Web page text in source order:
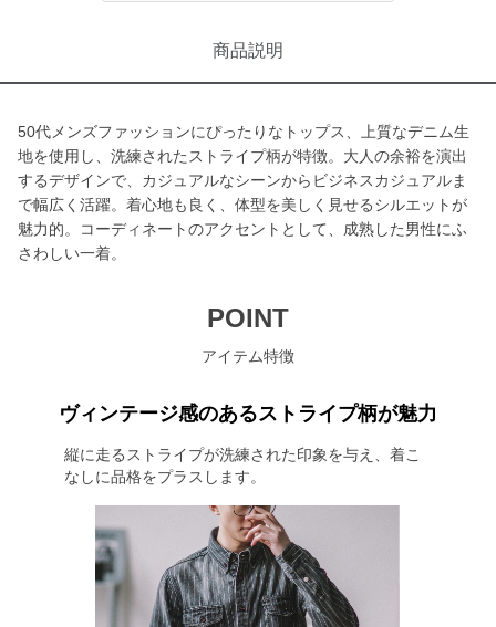
商品説明
50代メンズファッションにぴったりなトップス、上質なデニム生
地を使用し、洗練されたストライプ柄が特徴。大人の余裕を演出
するデザインで、カジュアルなシーンからビジネスカジュアルま
で幅広く活躍。着心地も良く、体型を美しく見せるシルエットが
魅力的。コーディネートのアクセントとして、成熟した男性にふ
さわしい一着。
POINT
アイテム特徴
ヴィンテージ感のあるストライプ柄が魅力
縦に走るストライプが洗練された印象を与え、着こ
なしに品格をプラスします。